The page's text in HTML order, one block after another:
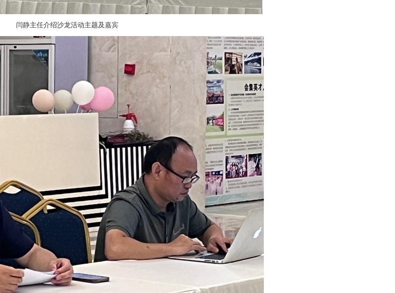
闫静主任介绍沙龙活动主题及嘉宾